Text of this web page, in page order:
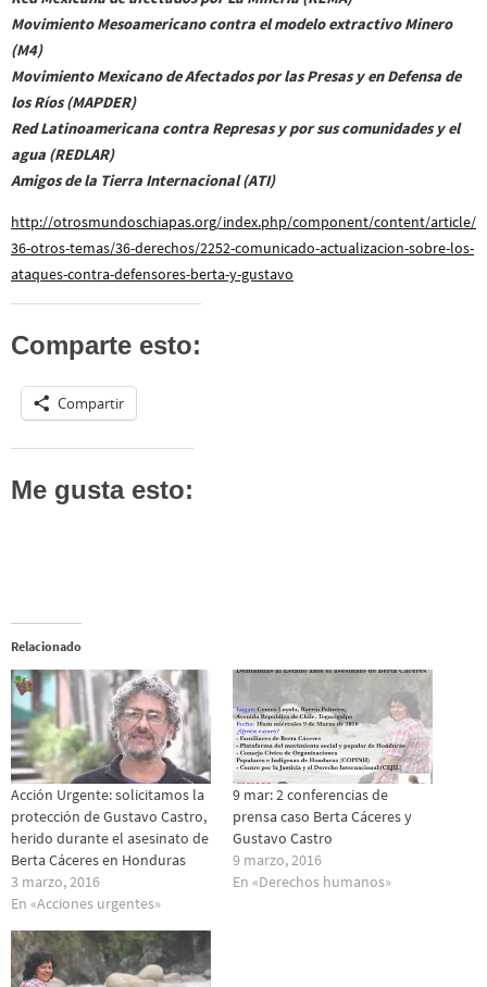
Movimiento Mesoamericano contra el modelo extractivo Minero
(M4)
Movimiento Mexicano de Afectados por las Presas y en Defensa de
los Ríos (MAPDER)
Red Latinoamericana contra Represas y por sus comunidades y el
agua (REDLAR)
Amigos de la Tierra Internacional (ATI)
http://otrosmundoschiapas.org/index.php/component/content/article/
36-otros-temas/36-derechos/2252-comunicado-actualizacion-sobre-los-
ataques-contra-defensores-berta-y-gustavo
Comparte esto:
Compartir
Me gusta esto:
Relacionado
Acción Urgente: solicitamos la
protección de Gustavo Castro,
herido durante el asesinato de
Berta Cáceres en Honduras
3 marzo, 2016
En «Acciones urgentes»
9 mar: 2 conferencias de
prensa caso Berta Cáceres y
Gustavo Castro
9 marzo, 2016
En «Derechos humanos»